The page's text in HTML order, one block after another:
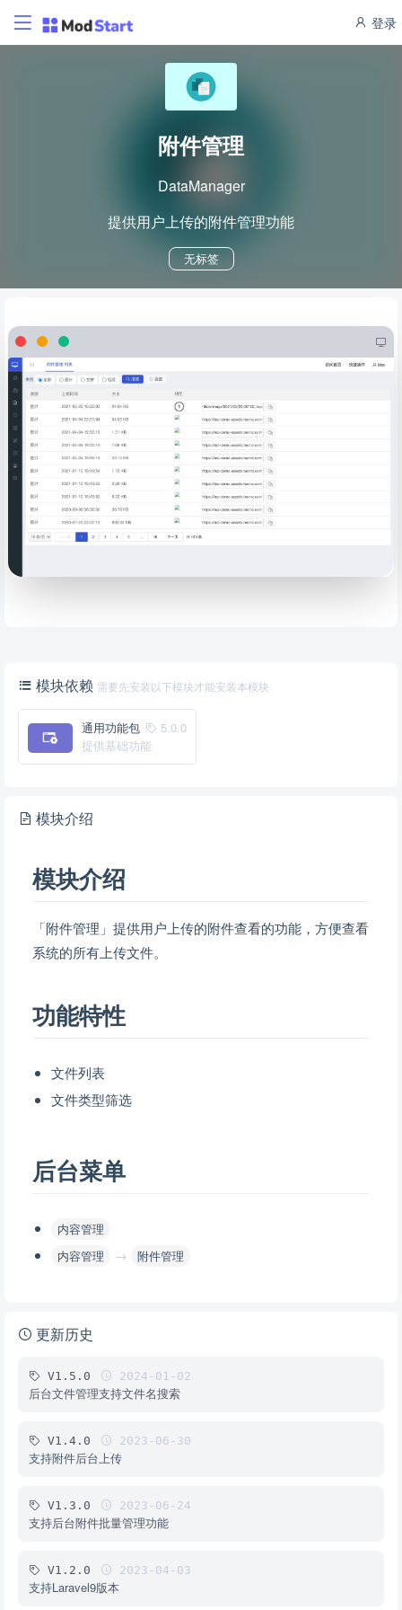
登录
附件管理
DataManager
提供用户上传的附件管理功能
无标签
模块依赖 需要先安装以下模块才能安装本模块
5.0.0
通用功能包
提供基础功能
模块介绍
模块介绍
「附件管理」提供用户上传的附件查看的功能，方便查看
系统的所有上传文件。
功能特性
文件列表
文件类型筛选
后台菜单
内容管理
内容管理
→ 附件管理
更新历史
V1.5.0 2024-01-02
后台文件管理支持文件名搜索
V1.4.0 2023-06-30
支持附件后台上传
V1.3.0 2023-06-24
支持后台附件批量管理功能
V1.2.0 2023-04-03
支持Laravel9版本